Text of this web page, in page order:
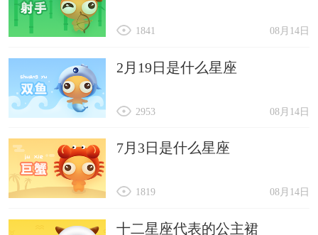
08月14日
1841
2月19日是什么星座
08月14日
2953
7月3日是什么星座
08月14日
1819
十二星座代表的公主裙